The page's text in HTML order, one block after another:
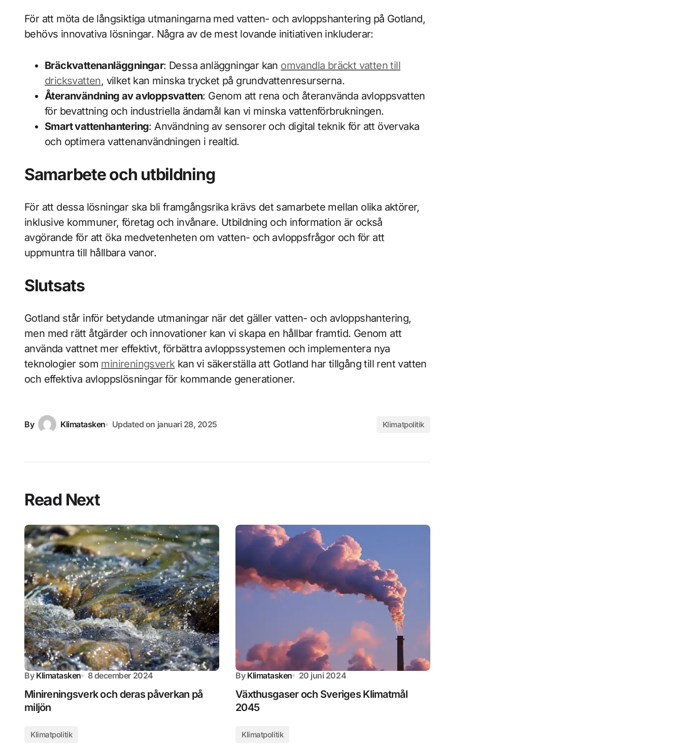
För att möta de långsiktiga utmaningarna med vatten- och avloppshantering på Gotland,
behövs innovativa lösningar. Några av de mest lovande initiativen inkluderar:
Bräckvattenanläggningar: Dessa anläggningar kan omvandla bräckt vatten till
dricksvatten, vilket kan minska trycket på grundvattenresurserna.
Återanvändning av avloppsvatten: Genom att rena och återanvända avloppsvatten
för bevattning och industriella ändamål kan vi minska vattenförbrukningen.
Smart vattenhantering: Användning av sensorer och digital teknik för att övervaka
och optimera vattenanvändningen i realtid.
Samarbete och utbildning
För att dessa lösningar ska bli framgångsrika krävs det samarbete mellan olika aktörer,
inklusive kommuner, företag och invånare. Utbildning och information är också
avgörande för att öka medvetenheten om vatten- och avloppsfrågor och för att
uppmuntra till hållbara vanor.
Slutsats
Gotland står inför betydande utmaningar när det gäller vatten- och avloppshantering,
men med rätt åtgärder och innovationer kan vi skapa en hållbar framtid. Genom att
använda vattnet mer effektivt, förbättra avloppssystemen och implementera nya
teknologier som minireningsverkkan vi säkerställa att Gotland har tillgång till rent vatten
och effektiva avloppslösningar för kommande generationer.
By Klimatasken Updated on januari 28, 2025 Klimatpolitik
Read Next
By Klimatasken 8 december 2024
Minireningsverk och deras påverkan på
miljön
Klimatpolitik
By Klimatasken 20 juni 2024
Växthusgaser och Sveriges Klimatmål
2045
Klimatpolitik